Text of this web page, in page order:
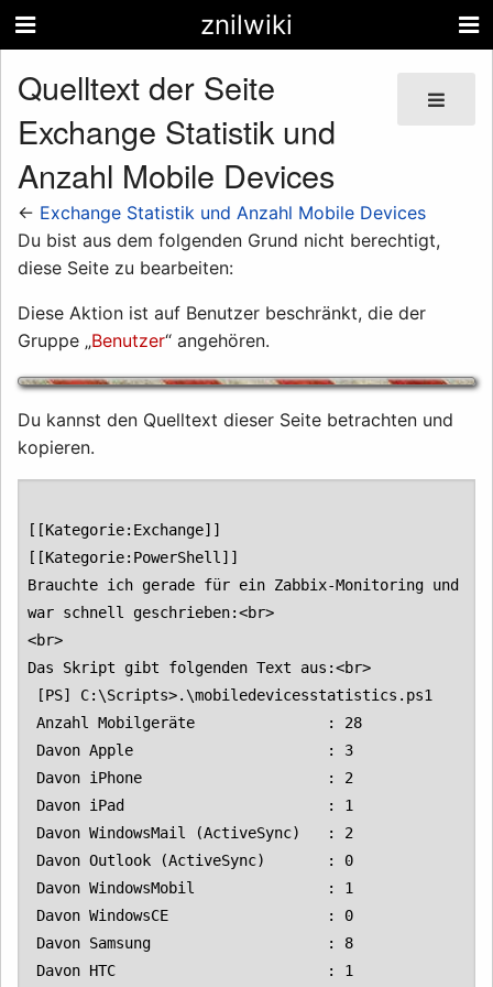
znilwiki
Quelltext der Seite
Exchange Statistik und
Anzahl Mobile Devices
← Exchange Statistik und Anzahl Mobile Devices
Du bist aus dem folgenden Grund nicht berechtigt,
diese Seite zu bearbeiten:
Diese Aktion ist auf Benutzer beschränkt, die der
Gruppe „Benutzer“ angehören.
Du kannst den Quelltext dieser Seite betrachten und
kopieren.